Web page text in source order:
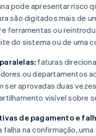
pode apresentar risco
são digitados mais de
ferramentas ou
do sistema ou de uma
faturas
ou departamentos
ser aprovadas duas
visível sobre
de pagamento e
falha na confirmação, uma